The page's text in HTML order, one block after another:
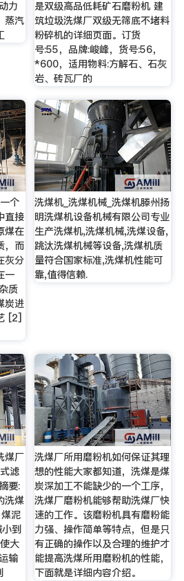
力
蒸汽
是双级高品低耗矿石磨粉机 建
筑垃圾洗煤厂双级无筛底不堵料
粉碎机的详细页面。订货
号:55，品牌:峻峰，货号:56，
*600，适用物料:方解石、石灰
岩、砖瓦厂的
个
直接
煤在
，而
灰分
一
质
炭进
[2]
洗煤机_洗煤机械_洗煤机滕州扬
明洗煤机设备机械有限公司专业
生产洗煤机,洗煤机械,洗煤设备,
跳汰洗煤机械等设备,洗煤机质
量符合国家标准,洗煤机性能可
靠,值得信赖.
煤厂
滤
要:
洗煤
泥
到
大
输
洗煤厂所用磨粉机如何保证其理
想的性能大家都知道，洗煤是煤
炭深加工不能缺少的一个工序，
洗煤厂磨粉机能够帮助洗煤厂快
速的工作。该磨粉机具有磨粉能
力强、操作简单等特点，但是只
有正确的操作以及合理的维护才
能提高洗煤所用磨粉机的性能，
下面就是详细内容介绍。